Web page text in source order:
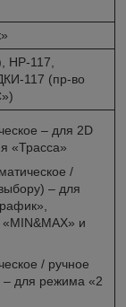
НР-117,
117 (пр-во
– для 2D
«Трасса»
/
– для
и
/ ручное
– для режима «2